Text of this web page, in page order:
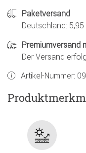
Paketversand
Deutschland:
Premiumversand
Der Versand
Artikel-Nummer: